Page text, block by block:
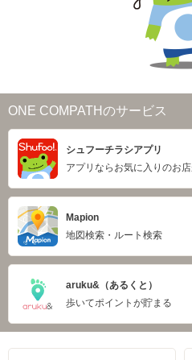
ONE COMPATHのサービス
シュフーチラシアプリ
アプリならお気に入りのお
Mapion
地図検索・ルート検索
aruku&（あるくと）
歩いてポイントが貯まる